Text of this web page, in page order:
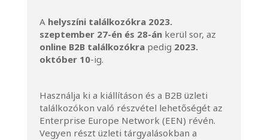
A helyszíni találkozókra 2023.
szeptember 27-én és 28-ánkerül sor, az
online B2B találkozókrapedig 2023.
október 10-ig.
Használja ki a kiállításon és a B2B üzleti
találkozókon való részvétel lehetőségét az
Enterprise Europe Network (EEN) révén.
Vegyen részt üzleti tárgyalásokban a